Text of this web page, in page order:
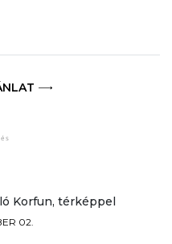
Korfun, térképpel
02.